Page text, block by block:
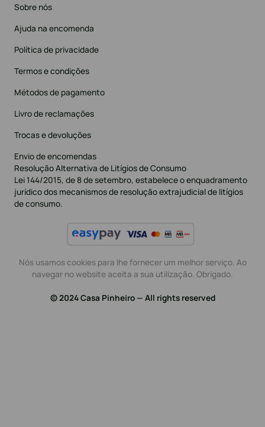
Sobre nós
Ajuda na encomenda
Política de privacidade
Termos e condições
Métodos de pagamento
Livro de reclamações
Trocas e devoluções
Envio de encomendas
Resolução Alternativa de Litígios de Consumo
Lei 144/2015, de 8 de setembro, estabelece o enquadramento
jurídico dos mecanismos de resolução extrajudicial de litígios
de consumo.
Nós usamos cookies para lhe fornecer um melhor serviço. Ao
navegar no website aceita a sua utilização. Obrigado.
© 2024 Casa Pinheiro — All rights reserved